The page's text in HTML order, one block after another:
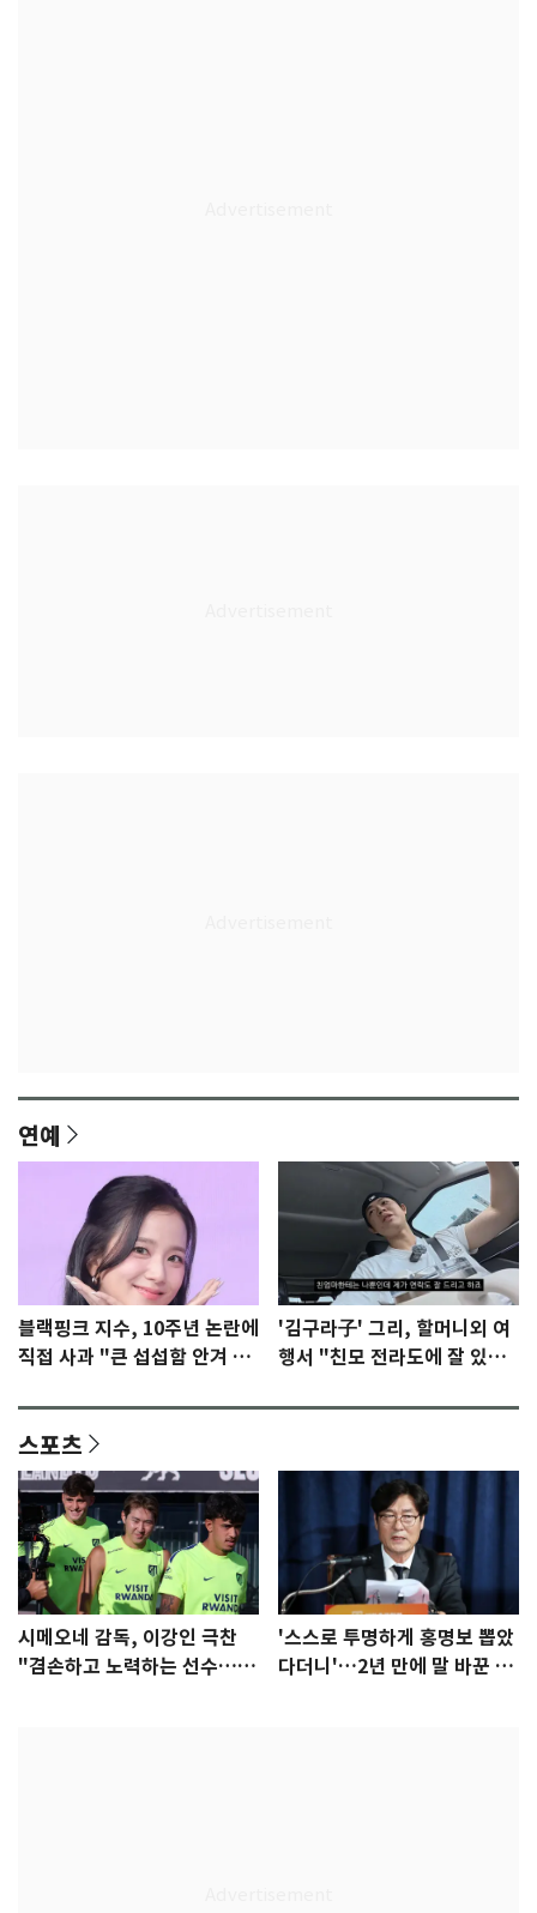
연예
블랙핑크 지수, 10주년 논란에
직접 사과 "큰 섭섭함 안겨 미
'김구라子' 그리, 할머니외 여
행서 "친모 전라도에 잘 있
스포츠
시메오네 감독, 이강인 극찬
"겸손하고 노력하는 선수…좋
'스스로 투명하게 홍명보 뽑았
다더니'…2년 만에 말 바꾼 이